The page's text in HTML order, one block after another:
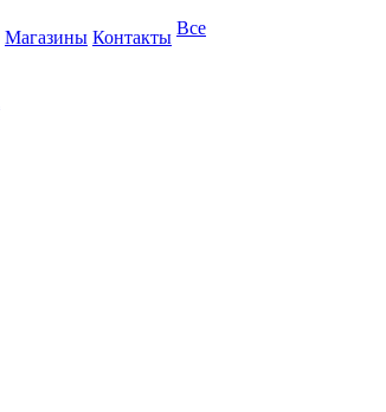
Магазины Контакты Все